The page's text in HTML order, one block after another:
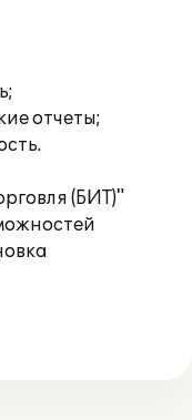
отчеты;
(БИТ)"